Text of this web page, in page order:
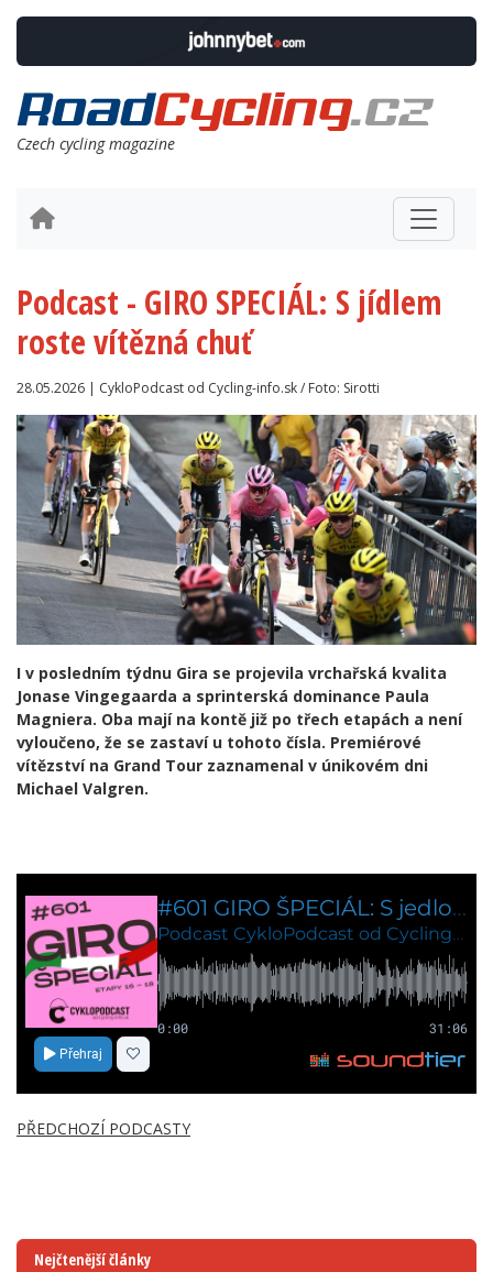
Czech cycling magazine
Podcast - GIRO SPECIÁL: S jídlem
roste vítězná chuť
28.05.2026 | CykloPodcast od Cycling-info.sk / Foto: Sirotti
I v posledním týdnu Gira se projevila vrchařská kvalita
Jonase Vingegaarda a sprinterská dominance Paula
Magniera. Oba mají na kontě již po třech etapách a není
vyloučeno, že se zastaví u tohoto čísla. Premiérové ​​
vítězství na Grand Tour zaznamenal v únikovém dni
Michael Valgren.
PŘEDCHOZÍ PODCASTY
Nejčtenější články